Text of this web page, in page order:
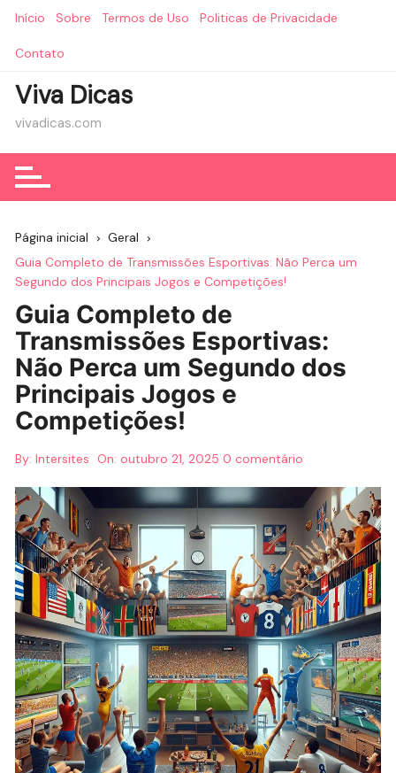
Início Sobre Termos de Uso Politicas de Privacidade
Contato
Viva Dicas
vivadicas.com
Página inicial
Geral
Guia Completo de Transmissões Esportivas: Não Perca um
Segundo dos Principais Jogos e Competições!
Guia Completo de
Transmissões Esportivas:
Não Perca um Segundo dos
Principais Jogos e
Competições!
By: Intersites On:outubro 21, 2025 0 comentário